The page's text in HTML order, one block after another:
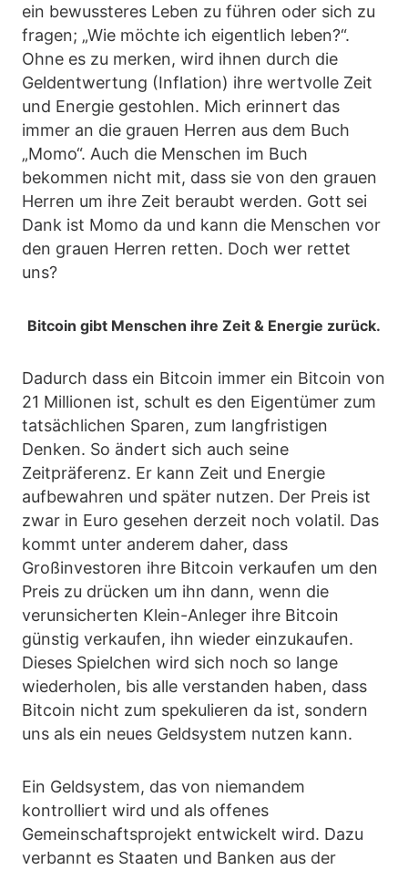
ein bewussteres Leben zu führen oder sich zu
fragen; „Wie möchte ich eigentlich leben?“.
Ohne es zu merken, wird ihnen durch die
Geldentwertung (Inflation) ihre wertvolle Zeit
und Energie gestohlen. Mich erinnert das
immer an die grauen Herren aus dem Buch
„Momo“. Auch die Menschen im Buch
bekommen nicht mit, dass sie von den grauen
Herren um ihre Zeit beraubt werden. Gott sei
Dank ist Momo da und kann die Menschen vor
den grauen Herren retten. Doch wer rettet
uns?
Bitcoin gibt Menschen ihre Zeit & Energie zurück.
Dadurch dass ein Bitcoin immer ein Bitcoin von
21 Millionen ist, schult es den Eigentümer zum
tatsächlichen Sparen, zum langfristigen
Denken. So ändert sich auch seine
Zeitpräferenz. Er kann Zeit und Energie
aufbewahren und später nutzen. Der Preis ist
zwar in Euro gesehen derzeit noch volatil. Das
kommt unter anderem daher, dass
Großinvestoren ihre Bitcoin verkaufen um den
Preis zu drücken um ihn dann, wenn die
verunsicherten Klein-Anleger ihre Bitcoin
günstig verkaufen, ihn wieder einzukaufen.
Dieses Spielchen wird sich noch so lange
wiederholen, bis alle verstanden haben, dass
Bitcoin nicht zum spekulieren da ist, sondern
uns als ein neues Geldsystem nutzen kann.
Ein Geldsystem, das von niemandem
kontrolliert wird und als offenes
Gemeinschaftsprojekt entwickelt wird. Dazu
verbannt es Staaten und Banken aus der